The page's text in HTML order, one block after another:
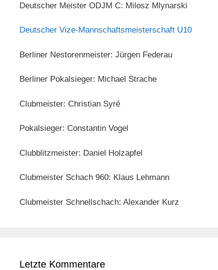
Deutscher Meister ODJM C: Milosz Mlynarski
Deutscher Vize-Mannschaftsmeisterschaft U10
Berliner Nestorenmeister: Jürgen Federau
Berliner Pokalsieger: Michael Strache
Clubmeister: Christian Syré
Pokalsieger: Constantin Vogel
Clubblitzmeister: Daniel Holzapfel
Clubmeister Schach 960: Klaus Lehmann
Clubmeister Schnellschach: Alexander Kurz
Letzte Kommentare